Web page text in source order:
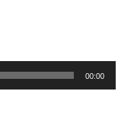
00:00